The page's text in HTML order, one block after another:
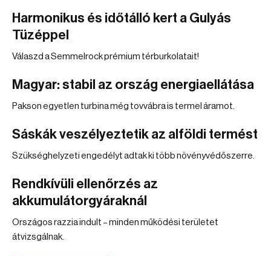
Harmonikus és időtálló kert a Gulyás
Tüzéppel
Válaszd a Semmelrock prémium térburkolatait!
Magyar: stabil az ország energiaellátása
Pakson egyetlen turbina még tovvábra is termel áramot.
Sáskák veszélyeztetik az alföldi termést
Szükséghelyzeti engedélyt adtak ki több növényvédőszerre.
Rendkívüli ellenőrzés az
akkumulátorgyáraknál
Országos razzia indult – minden működési területet
átvizsgálnak.